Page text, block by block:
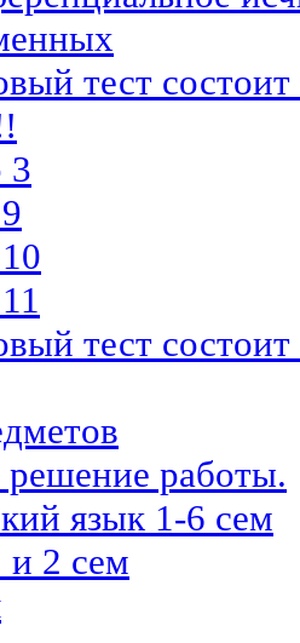
тест
3
тест
решение работы.
язык 1-6 сем
2 сем